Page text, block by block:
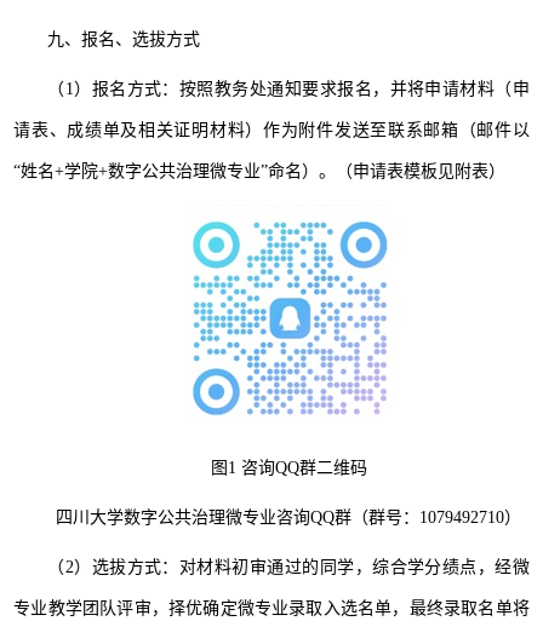
九、报名、选拔方式
（1）报名方式：按照教务处通知要求报名，并将申请材料（申
请表、成绩单及相关证明材料）作为附件发送至联系邮箱（邮件以
“姓名+学院+数字公共治理微专业”命名）。（申请表模板见附表）
图1 咨询QQ群二维码
四川大学数字公共治理微专业咨询QQ群（群号：1079492710）
（2）选拔方式：对材料初审通过的同学，综合学分绩点，经微
专业教学团队评审，择优确定微专业录取入选名单，最终录取名单将